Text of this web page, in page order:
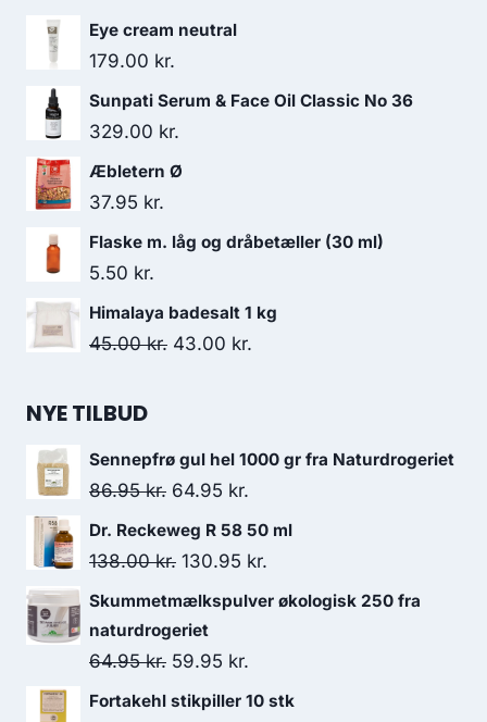
Eye cream neutral
179.00 kr.
Sunpati Serum & Face Oil Classic No 36
329.00 kr.
Æbletern Ø
37.95 kr.
Flaske m. låg og dråbetæller (30 ml)
5.50 kr.
Himalaya badesalt 1 kg
45.00kr. Den
45.00 kr..
43.00 kr.
43.00 kr..
NYE TILBUD
Sennepfrø gul hel 1000 gr fra Naturdrogeriet
86.95kr. Den
oprindelige
pris
86.95 kr..
64.95 kr.
aktuelle
pris
Dr. Reckeweg R 58 50 ml
138.00kr. Den
oprindelige
pris
var:
138.00 kr..
130.95 kr.
aktuelle
130.95 kr..
Skummetmælkspulver økologisk 250 fra
naturdrogeriet
64.95kr. Den
oprindelige
59.95 kr.
aktuelle
Fortakehl stikpiller 10 stk